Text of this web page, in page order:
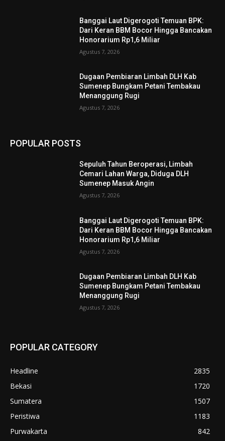
Banggai Laut Digerogoti Temuan BPK:
Dari Keran BBM Bocor Hingga Bancakan
Honorarium Rp1,6 Miliar
Agustus 7, 2026
Dugaan Pembiaran Limbah DLH Kab
Sumenep Bungkam Petani Tembakau
Menanggung Rugi
Agustus 7, 2026
POPULAR POSTS
Sepuluh Tahun Beroperasi, Limbah
Cemari Lahan Warga, Diduga DLH
Sumenep Masuk Angin
Agustus 7, 2026
Banggai Laut Digerogoti Temuan BPK:
Dari Keran BBM Bocor Hingga Bancakan
Honorarium Rp1,6 Miliar
Agustus 7, 2026
Dugaan Pembiaran Limbah DLH Kab
Sumenep Bungkam Petani Tembakau
Menanggung Rugi
Agustus 7, 2026
POPULAR CATEGORY
Headline
2835
Bekasi
1720
Sumatera
1507
Peristiwa
1183
Purwakarta
842